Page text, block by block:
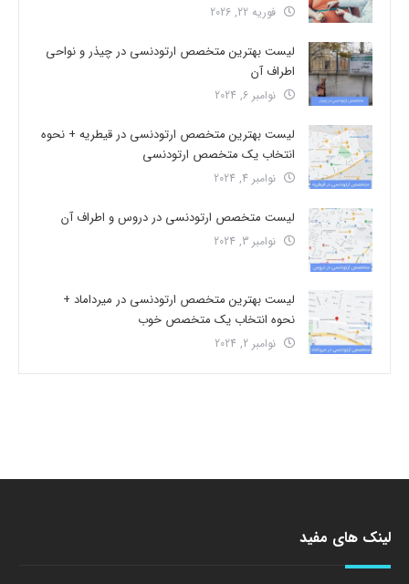
فوریه 22, 2026
لیست بهترین متخصص ارتودنسی در چیذر و نواحی
اطراف آن
نوامبر 6, 2024
لیست بهترین متخصص ارتودنسی در قیطریه + نحوه
انتخاب یک متخصص ارتودنسی
نوامبر 4, 2024
لیست متخصص ارتودنسی در دروس و اطراف آن
نوامبر 3, 2024
لیست بهترین متخصص ارتودنسی در میرداماد +
نحوه انتخاب یک متخصص خوب
نوامبر 2, 2024
لینک های مفید